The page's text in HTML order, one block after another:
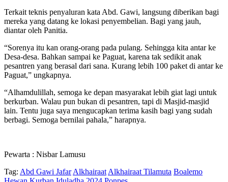
Terkait teknis penyaluran kata Abd. Gawi, langsung diberikan bagi
mereka yang datang ke lokasi penyembelian. Bagi yang jauh,
diantar oleh Panitia.
“Sorenya itu kan orang-orang pada pulang. Sehingga kita antar ke
Desa-desa. Bahkan sampai ke Paguat, karena tak sedikit anak
pesantren yang berasal dari sana. Kurang lebih 100 paket di antar ke
Paguat,” ungkapnya.
“Alhamdulillah, semoga ke depan masyarakat lebih giat lagi untuk
berkurban. Walau pun bukan di pesantren, tapi di Masjid-masjid
lain. Tentu juga saya mengucapkan terima kasih bagi yang sudah
berbagi. Semoga bernilai pahala,” harapnya.
Pewarta : Nisbar Lamusu
Tag: Abd Gawi Jafar Alkhairaat Alkhairaat Tilamuta Boalemo